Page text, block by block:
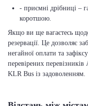
- приємні дрібниці –
коротшою.
Якщо ви ще вагаєтесь
резервації. Це дозволяє
негайної оплати та
перевірених
KLR Bus із задоволенням.